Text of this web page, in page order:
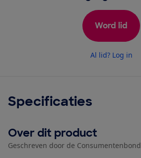
Word lid
Al lid? Log in
Specificaties
Over dit product
Geschreven door de Consumentenbond